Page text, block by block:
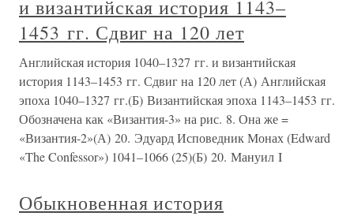
и византийская история 1143–
1453 гг. Сдвиг на 120 лет
Английская история 1040–1327 гг. и византийская
история 1143–1453 гг. Сдвиг на 120 лет (А) Английская
эпоха 1040–1327 гг.(Б) Византийская эпоха 1143–1453 гг.
Обозначена как «Византия-3» на рис. 8. Она же =
«Византия-2»(А) 20. Эдуард Исповедник Монах (Edward
«The Confessor») 1041–1066 (25)(Б) 20. Мануил I
Обыкновенная история